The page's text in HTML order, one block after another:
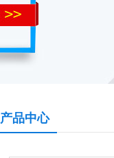
产品中心